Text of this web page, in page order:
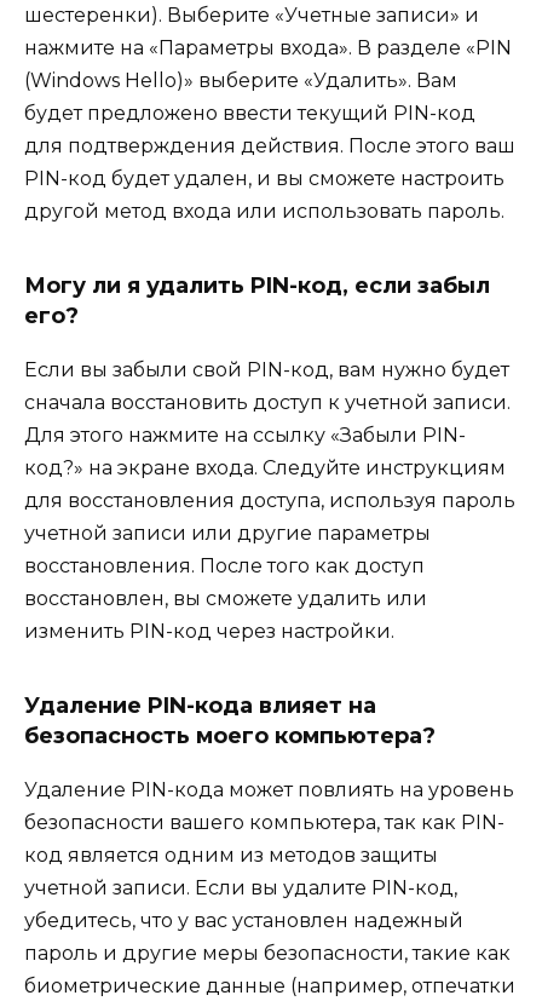
шестеренки). Выберите «Учетные записи» и
нажмите на «Параметры входа». В разделе «PIN
(Windows Hello)» выберите «Удалить». Вам
будет предложено ввести текущий PIN-код
для подтверждения действия. После этого ваш
PIN-код будет удален, и вы сможете настроить
другой метод входа или использовать пароль.
Могу ли я удалить PIN-код, если забыл
его?
Если вы забыли свой PIN-код, вам нужно будет
сначала восстановить доступ к учетной записи.
Для этого нажмите на ссылку «Забыли PIN-
код?» на экране входа. Следуйте инструкциям
для восстановления доступа, используя пароль
учетной записи или другие параметры
восстановления. После того как доступ
восстановлен, вы сможете удалить или
изменить PIN-код через настройки.
Удаление PIN-кода влияет на
безопасность моего компьютера?
Удаление PIN-кода может повлиять на уровень
безопасности вашего компьютера, так как PIN-
код является одним из методов защиты
учетной записи. Если вы удалите PIN-код,
убедитесь, что у вас установлен надежный
пароль и другие меры безопасности, такие как
биометрические данные (например, отпечатки